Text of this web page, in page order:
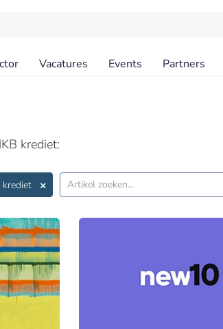
Vacatures Events Partners
krediet:
krediet